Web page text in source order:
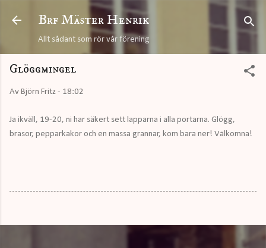
Fortsätt till huvudinnehåll
Brf Mäster Henrik
Allt sådant som rör vår förening
Glöggmingel
Av Björn Fritz - 18:02
Ja ikväll, 19-20, ni har säkert sett lapparna i alla portarna. Glögg,
brasor, pepparkakor och en massa grannar, kom bara ner! Välkomna!